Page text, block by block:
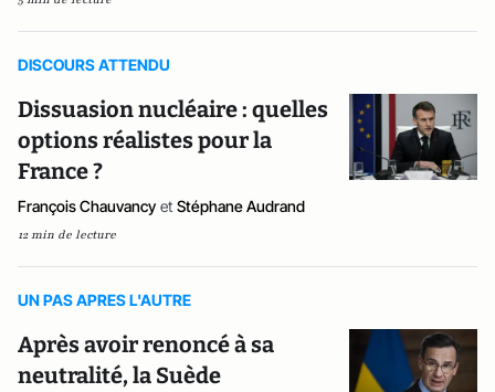
DISCOURS ATTENDU
Dissuasion nucléaire : quelles
options réalistes pour la
France ?
François Chauvancy et Stéphane Audrand
12 min de lecture
UN PAS APRES L'AUTRE
Après avoir renoncé à sa
neutralité, la Suède